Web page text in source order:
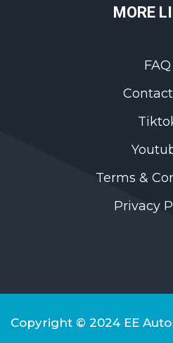
MORE
FAQ
Terms &
Privacy
Copyright © 2024 EE